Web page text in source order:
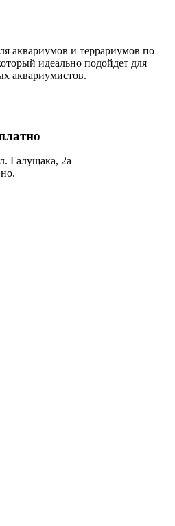
аквариумов и террариумов по
идеально подойдет для
аквариумистов.
Галущака, 2а